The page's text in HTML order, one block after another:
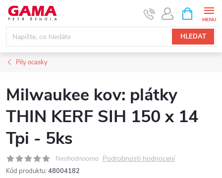
Přejít
obsah
HLEDAT
NÁKUPNÍ
KOŠÍK
Pily ocasky
Milwaukee kov: plátky
THIN KERF SIH 150 x 14
Tpi - 5ks
Neohodnoceno Podrobnosti hodnocení
Kód produktu: 48004182